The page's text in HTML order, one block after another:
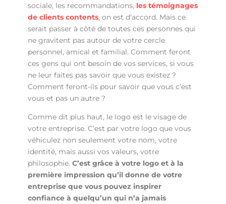
sociale, les recommandations, les témoignages
de clients contents, on est d’accord. Mais ce
serait passer à côté de toutes ces personnes qui
ne gravitent pas autour de votre cercle
personnel, amical et familial. Comment feront
ces gens qui ont besoin de vos services, si vous
ne leur faites pas savoir que vous existez ?
Comment feront-ils pour savoir que vous c’est
vous et pas un autre ?
Comme dit plus haut, le logo est le visage de
votre entreprise. C’est par votre logo que vous
véhiculez non seulement votre nom, votre
identité, mais aussi vos valeurs, votre
philosophie. C’est grâce à votre logo et à la
première impression qu’il donne de votre
entreprise que vous pouvez inspirer
confiance à quelqu’un qui n’a jamais